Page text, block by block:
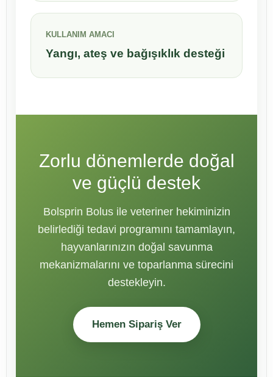
KULLANIM AMACI
Yangı, ateş ve bağışıklık desteği
Zorlu dönemlerde doğal
ve güçlü destek
Bolsprin Bolus ile veteriner hekiminizin
belirlediği tedavi programını tamamlayın,
hayvanlarınızın doğal savunma
mekanizmalarını ve toparlanma sürecini
destekleyin.
Hemen Sipariş Ver